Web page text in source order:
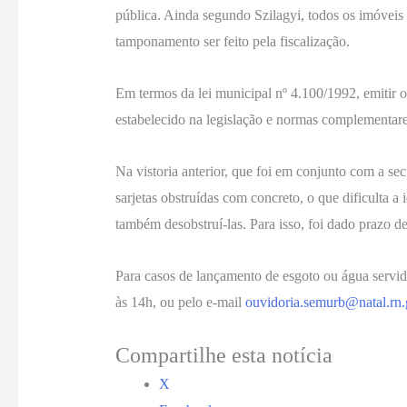
pública. Ainda segundo Szilagyi, todos os
tamponamento ser feito pela fiscalização.
Em termos da lei municipal nº 4.100/1992, emitir
estabelecido na legislação e normas
Na vistoria anterior, que foi em conjunto com a
sarjetas obstruídas com concreto, o que dificulta a
também desobstruí-las. Para isso, foi dado prazo
Para casos de lançamento de esgoto ou água
às 14h, ou pelo e-mail
Compartilhe esta notícia
X